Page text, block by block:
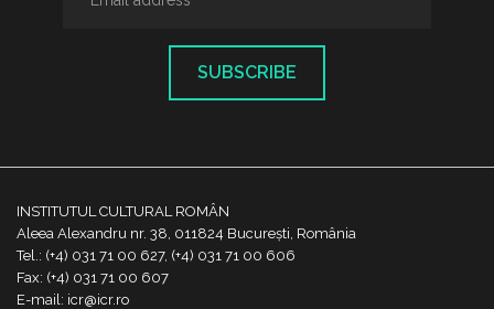
SUBSCRIBE
INSTITUTUL CULTURAL ROMÂN
Aleea Alexandru nr. 38, 011824 București, România
Tel.: (+4) 031 71 00 627, (+4) 031 71 00 606
Fax: (+4) 031 71 00 607
E-mail: icr@icr.ro